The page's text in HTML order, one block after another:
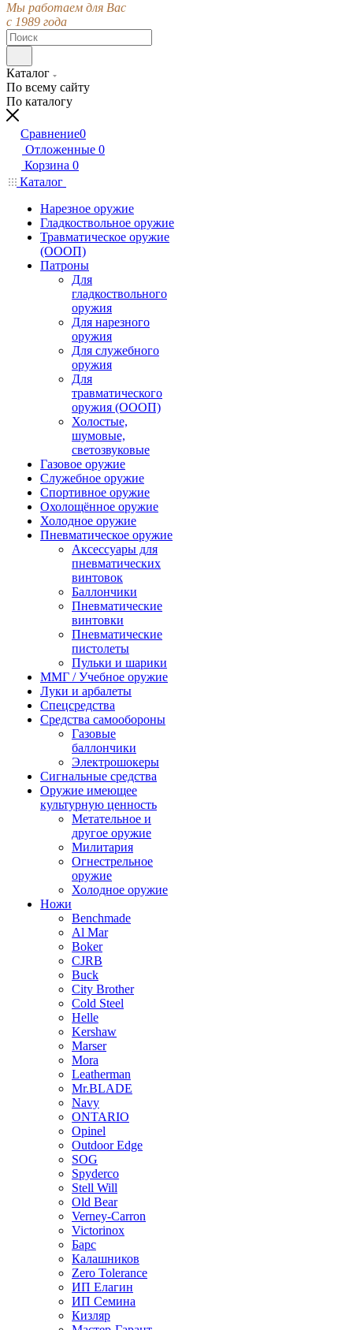
Мы работаем для Вас
с 1989 года
Каталог
По всему сайту
По каталогу
Сравнение0
Отложенные 0
Корзина 0
Каталог
Нарезное оружие
Гладкоствольное оружие
Травматическое оружие
(ОООП)
Патроны
Для
гладкоствольного
оружия
Для нарезного
оружия
Для служебного
оружия
Для
травматического
оружия (ОООП)
Холостые,
шумовые,
светозвуковые
Газовое оружие
Служебное оружие
Спортивное оружие
Охолощённое оружие
Холодное оружие
Пневматическое оружие
Аксессуары для
пневматических
винтовок
Баллончики
Пневматические
винтовки
Пневматические
пистолеты
Пульки и шарики
ММГ / Учебное оружие
Луки и арбалеты
Спецсредства
Средства самообороны
Газовые
баллончики
Электрошокеры
Сигнальные средства
Оружие имеющее
культурную ценность
Метательное и
другое оружие
Милитария
Огнестрельное
оружие
Холодное оружие
Ножи
Benchmade
Al Mar
Boker
CJRB
Buck
City Brother
Cold Steel
Helle
Kershaw
Marser
Mora
Leatherman
Mr.BLADE
Navy
ONTARIO
Opinel
Outdoor Edge
SOG
Spyderco
Stell Will
Old Bear
Verney-Carron
Victorinox
Барс
Калашников
Zero Tolerance
ИП Елагин
ИП Семина
Кизляр